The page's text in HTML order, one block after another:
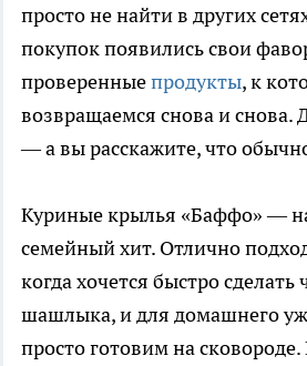
просто не найти в других
покупок появились свои
проверенныепродукты, к
возвращаемся снова и
— а вы расскажите, что
Куриные крылья «Баффо» —
семейный хит. Отлично
когда хочется быстро сделать
шашлыка, и для домашнего
просто готовим на